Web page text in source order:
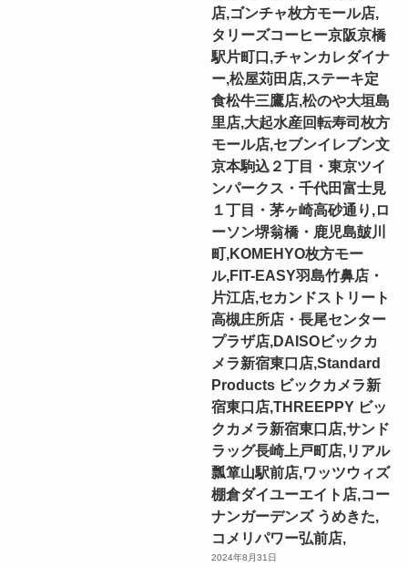
店,ゴンチャ枚方モール店,
タリーズコーヒー京阪京橋
駅片町口,チャンカレダイナ
ー,松屋苅田店,ステーキ定
食松牛三鷹店,松のや大垣島
里店,大起水産回転寿司枚方
モール店,セブンイレブン文
京本駒込２丁目・東京ツイ
ンパークス・千代田富士見
１丁目・茅ヶ崎高砂通り,ロ
ーソン堺翁橋・鹿児島皷川
町,KOMEHYO枚方モー
ル,FIT-EASY羽島竹鼻店・
片江店,セカンドストリート
高槻庄所店・長尾センター
プラザ店,DAISOビックカ
メラ新宿東口店,Standard
Products ビックカメラ新
宿東口店,THREEPPY ビッ
クカメラ新宿東口店,サンド
ラッグ長崎上戸町店,リアル
瓢箪山駅前店,ワッツウィズ
棚倉ダイユーエイト店,コー
ナンガーデンズ うめきた,
コメリパワー弘前店,
2024年8月31日